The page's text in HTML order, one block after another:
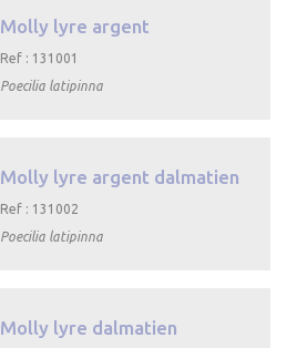
Molly lyre argent
Ref : 131001
Poecilia latipinna
Molly lyre argent dalmatien
Ref : 131002
Poecilia latipinna
Molly lyre dalmatien